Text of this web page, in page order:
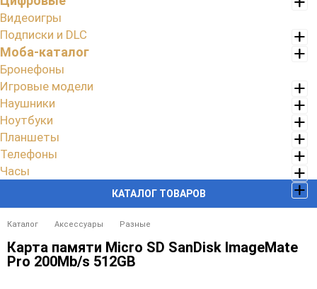
КАТАЛОГ ТОВАРОВ
Видеоигры
Подписки и DLC
Моба-каталог
Бронефоны
Игровые модели
Наушники
Ноутбуки
Планшеты
Телефоны
Часы
Каталог Аксессуары Разные
Карта памяти Micro SD SanDisk ImageMate
Pro 200Mb/s 512GB